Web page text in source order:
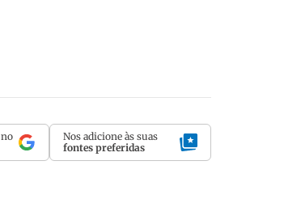
no
Nos adicione às suas
fontes preferidas